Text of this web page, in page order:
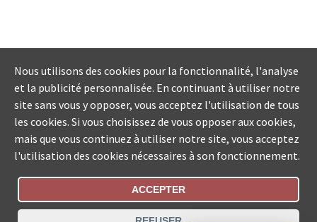
Statut De La Commande
Nous utilisons des cookies pour la fonctionnalité, l'analyse
et la publicité personnalisée. En continuant à utiliser notre
site sans vous y opposer, vous acceptez l'utilisation de tous
les cookies. Si vous choisissez de vous opposer aux cookies,
mais que vous continuez à utiliser notre site, vous acceptez
l'utilisation des cookies nécessaires à son fonctionnement.
ACCEPTER